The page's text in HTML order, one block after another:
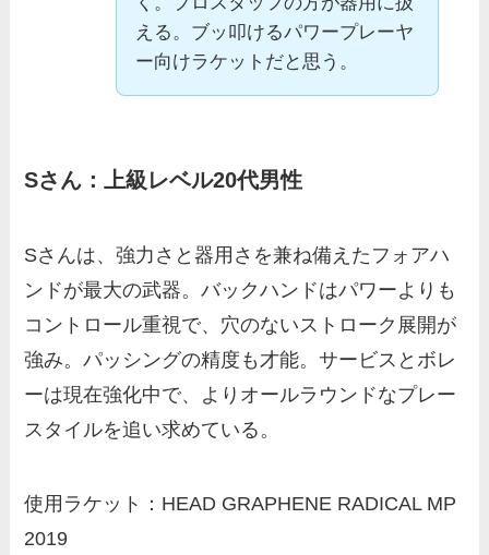
える。ブッ叩けるパワープレーヤ
ー向けラケットだと思う。
Sさん：上級レベル20代男性
Sさんは、強力さと器用さを兼ね備えたフォアハ
ンドが最大の武器。バックハンドはパワーよりも
コントロール重視で、穴のないストローク展開が
強み。パッシングの精度も才能。サービスとボレ
ーは現在強化中で、よりオールラウンドなプレー
スタイルを追い求めている。
使用ラケット：HEAD GRAPHENE RADICAL MP
2019